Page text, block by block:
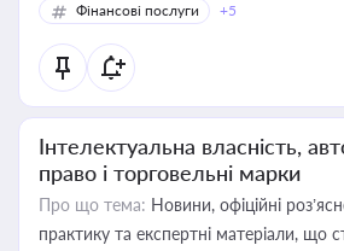
Фінансові послуги
+5
Інтелектуальна власність,
право і торговельні марки
Про що тема: Новини, офіційні
практику та експертні матеріали, що